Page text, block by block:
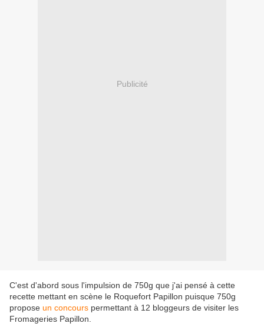
Publicité
C'est d'abord sous l'impulsion de 750g que j'ai pensé à cette
recette mettant en scène le Roquefort Papillon puisque 750g
propose un concours permettant à 12 bloggeurs de visiter les
Fromageries Papillon.